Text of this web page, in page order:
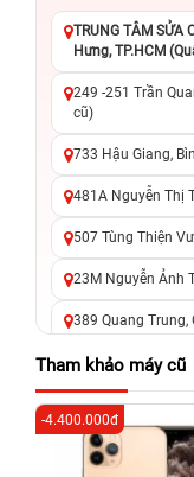
TRUNG TÂM
Hưng, TP.HCM
249 -251 Trần
cũ)
733 Hậu Giang,
481A Nguyễn Thị
507 Tùng Thiện
23M Nguyễn Ảnh
389 Quang Trung,
625 - 625A Âu Cơ,
326 Lê Văn Việt,
Đức cũ)
256 Võ Văn
Tham khảo máy cũ
-4.400.000đ